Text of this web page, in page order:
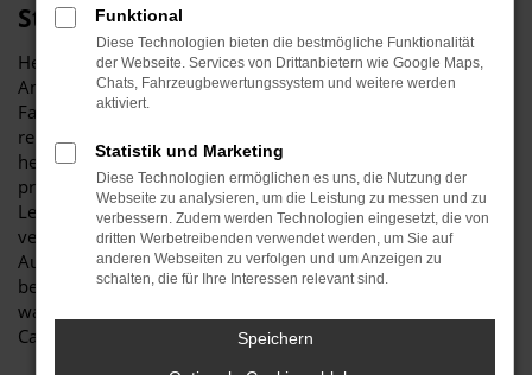
Stiglmayr
Herzlich willkommen bei Autohaus Stiglmayr – Ihre erste
Anlaufstelle für exzellente VW Caddy Tageszulassung
Fahrzeuge für Ingolstadt und Umgebung! Unser
renommiertes Autohaus ist stolz darauf, Ihnen eine
herausragende Auswahl an VW Caddy Tageszulassung zu
präsentieren, die höchste Standards in Sachen Qualität und
Leistung erfüllen. Wir sind seit Jahren Ihr
vertrauenswürdiger Partner, wenn es um erstklassige
Automobile geht. Erfahren Sie mehr über unsere
beeindruckende VW Caddy Tageszulassung Flotte und
warum Autohaus Stiglmayr die bevorzugte Adresse für VW
Caddy Tageszulassung Liebhaber ist.
Funktional
Diese Technologien bieten die bestmögliche Funktionalität
der Webseite. Services von Drittanbietern wie Google Maps,
Chats, Fahrzeugbewertungssystem und weitere werden
aktiviert.
Statistik und Marketing
Diese Technologien ermöglichen es uns, die Nutzung der
Webseite zu analysieren, um die Leistung zu messen und zu
verbessern. Zudem werden Technologien eingesetzt, die von
dritten Werbetreibenden verwendet werden, um Sie auf
anderen Webseiten zu verfolgen und um Anzeigen zu
schalten, die für Ihre Interessen relevant sind.
Speichern